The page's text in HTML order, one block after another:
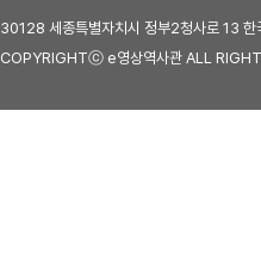
30128 세종특별자치시 정부2청사로 13
COPYRIGHTⓒ e영상역사관 ALL